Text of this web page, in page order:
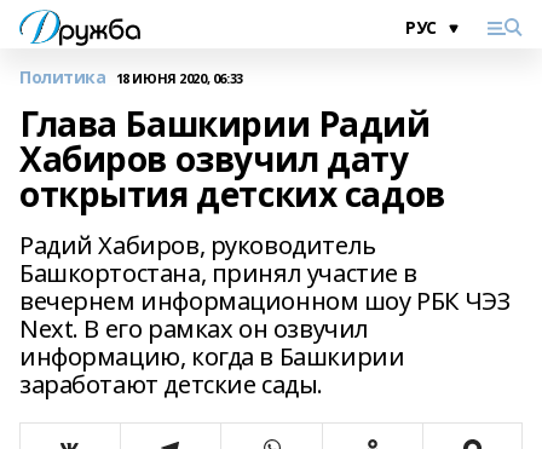
Политика 18 ИЮНЯ 2020, 06:33
Глава Башкирии Радий
Хабиров озвучил дату
открытия детских садов
Радий Хабиров, руководитель
Башкортостана, принял участие в
вечернем информационном шоу РБК ЧЭЗ
Next. В его рамках он озвучил
информацию, когда в Башкирии
заработают детские сады.